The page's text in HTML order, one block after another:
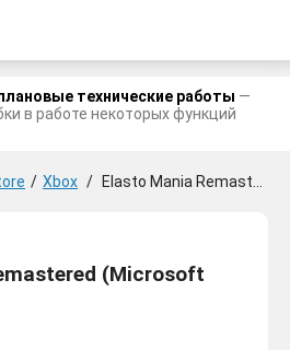
технические работы —
в работе некоторых функций
/ Xbox / Elasto Mania Remastered
(Microsoft